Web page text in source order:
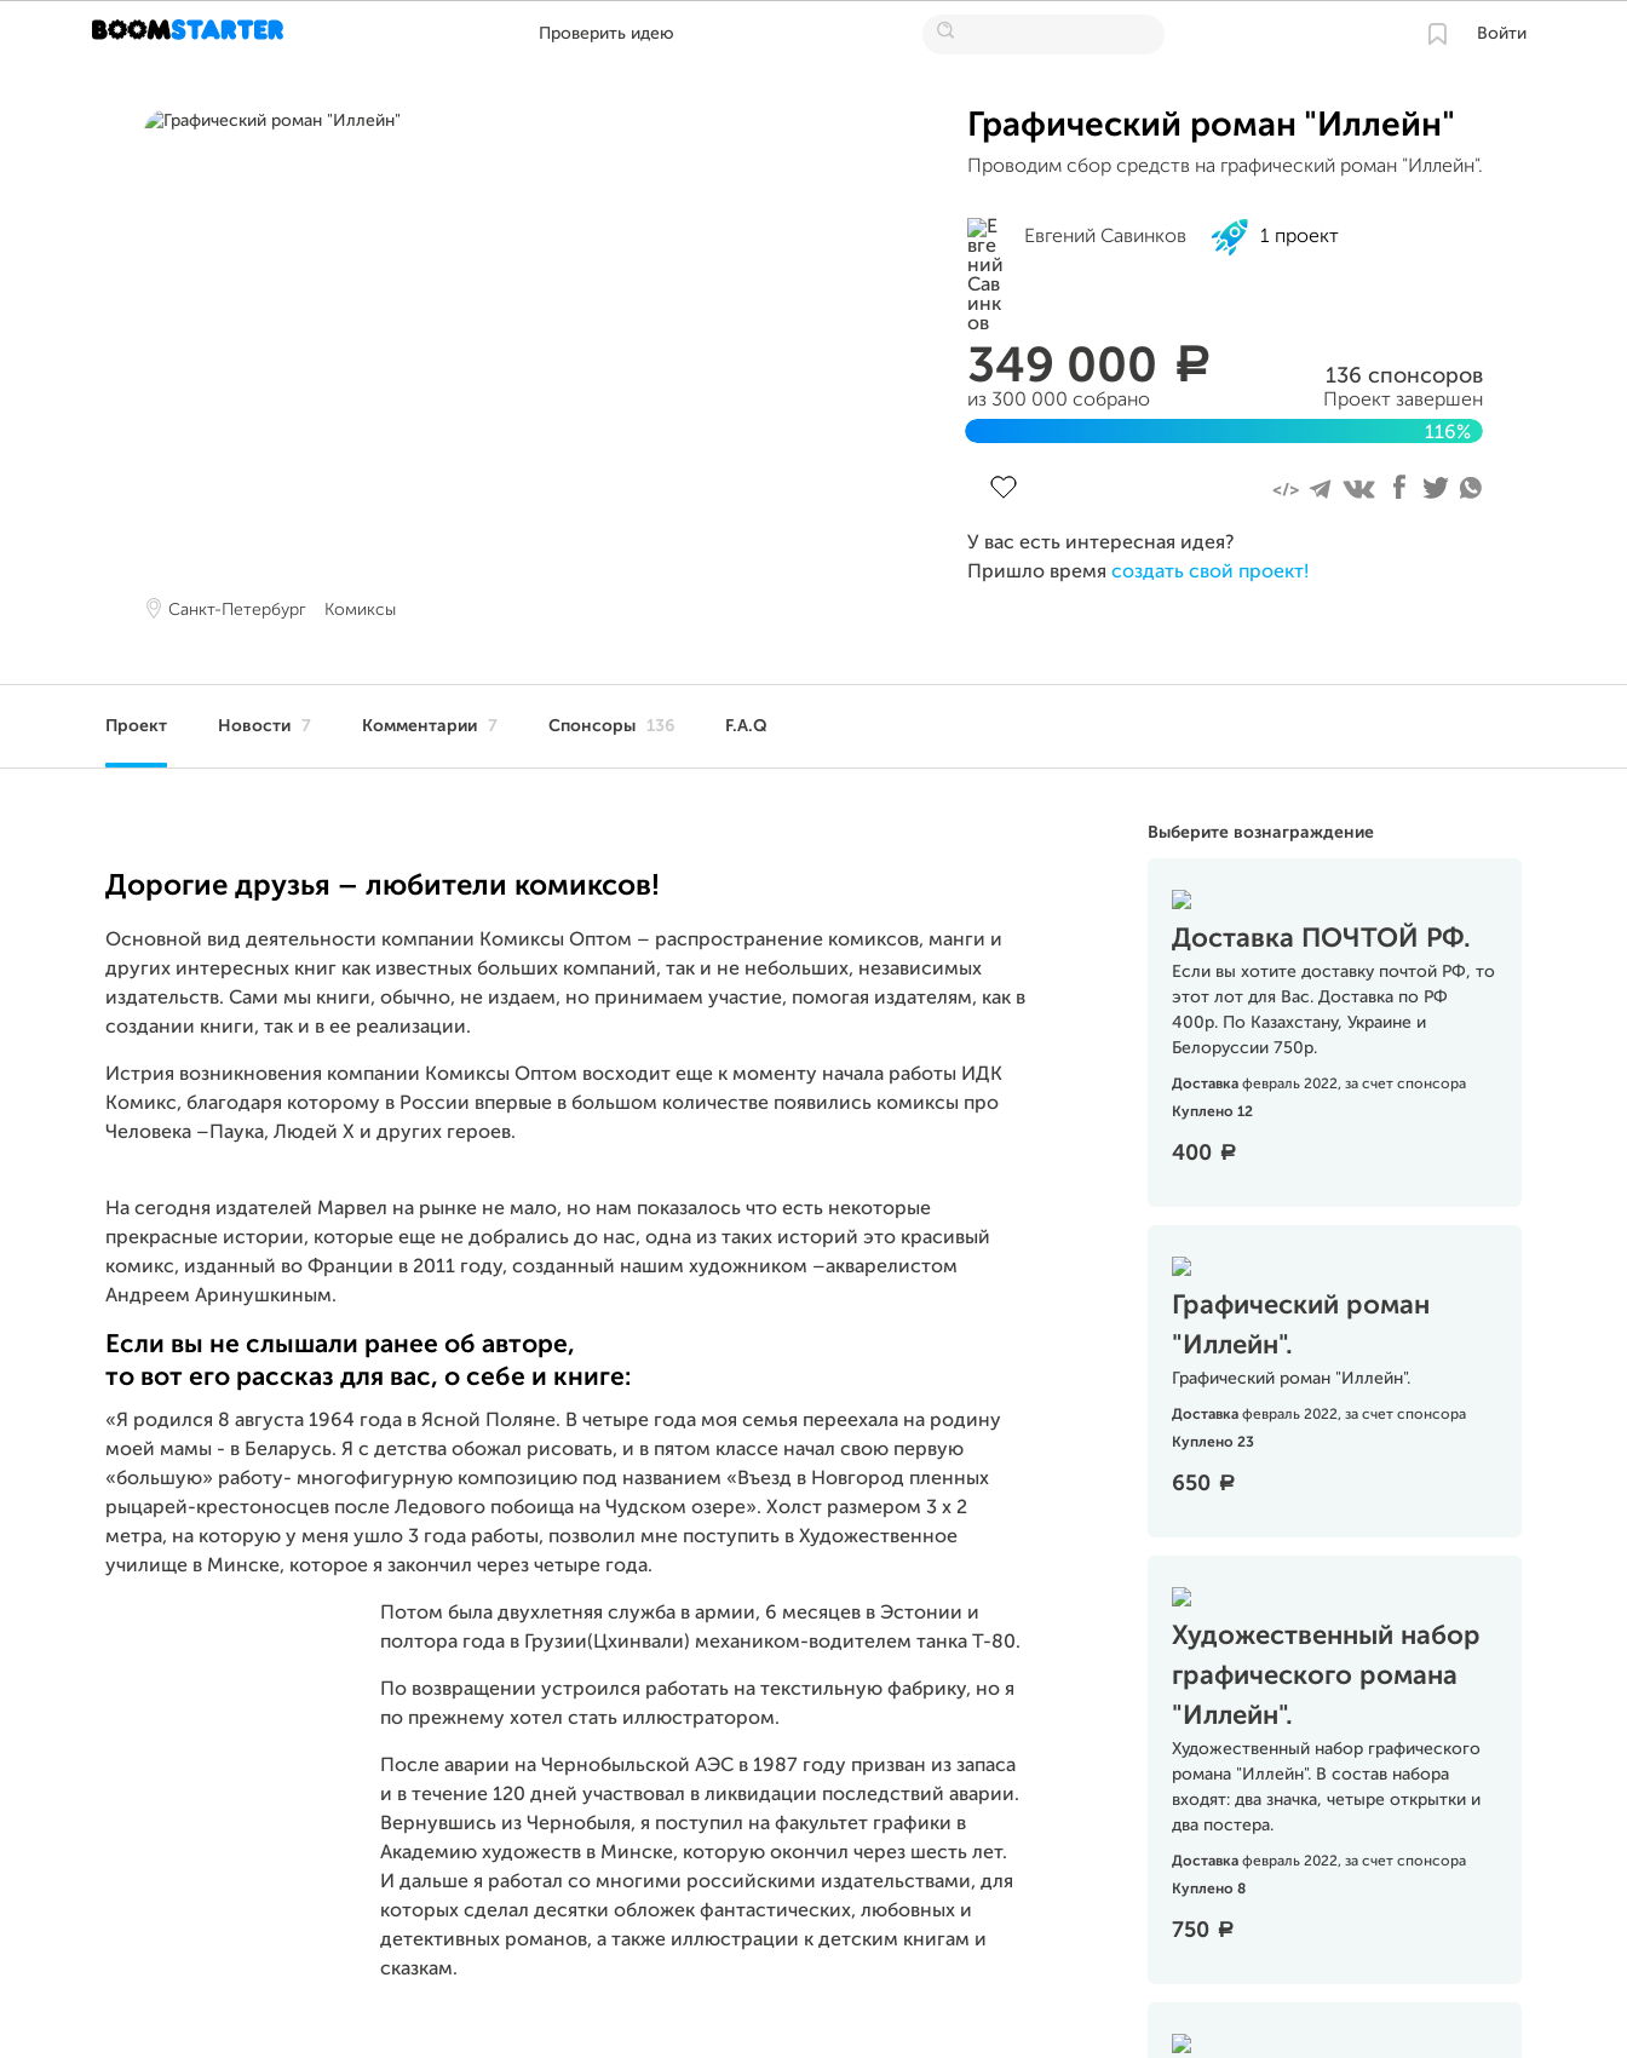
Проверить идею Войти
Санкт-Петербург Комиксы
Графический роман "Иллейн"
Проводим сбор средств на графический роман "Иллейн".
Евгений Савинков 1 проект
349 000 a
из 300 000 собрано
136 спонсоров
Проект завершен
116%
У вас есть интересная идея?
Пришло время создать свой проект!
Проект Новости 7 Комментарии 7 Спонсоры 136 F.A.Q
Выберите вознаграждение
Доставка ПОЧТОЙ РФ.
Если вы хотите доставку почтой РФ, то
этот лот для Вас. Доставка по РФ
400р. По Казахстану, Украине и
Белоруссии 750р.
Доставка февраль 2022, за счет спонсора
Куплено 12
400 a
Графический роман
"Иллейн".
Графический роман "Иллейн".
Доставка февраль 2022, за счет спонсора
Куплено 23
650 a
Художественный набор
графического романа
"Иллейн".
Художественный набор графического
романа "Иллейн". В состав набора
входят: два значка, четыре открытки и
два постера.
Доставка февраль 2022, за счет спонсора
Куплено 8
750 a
Дорогие друзья – любители комиксов!
Основной вид деятельности компании Комиксы Оптом – распространение комиксов, манги и
других интересных книг как известных больших компаний, так и не небольших, независимых
издательств. Сами мы книги, обычно, не издаем, но принимаем участие, помогая издателям, как в
создании книги, так и в ее реализации.
Истрия возникновения компании Комиксы Оптом восходит еще к моменту начала работы ИДК
Комикс, благодаря которому в России впервые в большом количестве появились комиксы про
Человека –Паука, Людей Х и других героев.
На сегодня издателей Марвел на рынке не мало, но нам показалось что есть некоторые
прекрасные истории, которые еще не добрались до нас, одна из таких историй это красивый
комикс, изданный во Франции в 2011 году, созданный нашим художником –акварелистом
Андреем Аринушкиным.
Если вы не слышали ранее об авторе,
то вот его рассказ для вас, о себе и книге:
«Я родился 8 августа 1964 года в Ясной Поляне. В четыре года моя семья переехала на родину
моей мамы - в Беларусь. Я с детства обожал рисовать, и в пятом классе начал свою первую
«большую» работу- многофигурную композицию под названием «Въезд в Новгород пленных
рыцарей-крестоносцев после Ледового побоища на Чудском озере». Холст размером 3 х 2
метра, на которую у меня ушло 3 года работы, позволил мне поступить в Художественное
училище в Минске, которое я закончил через четыре года.
Потом была двухлетняя служба в армии, 6 месяцев в Эстонии и
полтора года в Грузии(Цхинвали) механиком-водителем танка Т-80.
По возвращении устроился работать на текстильную фабрику, но я
по прежнему хотел стать иллюстратором.
После аварии на Чернобыльской АЭС в 1987 году призван из запаса
и в течение 120 дней участвовал в ликвидации последствий аварии.
Вернувшись из Чернобыля, я поступил на факультет графики в
Академию художеств в Минске, которую окончил через шесть лет.
И дальше я работал со многими российскими издательствами, для
которых сделал десятки обложек фантастических, любовных и
детективных романов, а также иллюстрации к детским книгам и
сказкам.